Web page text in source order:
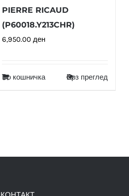
PIERRE RICAUD
(P60018.Y213CHR)
6,950.00 ден
Во кошничка Брз преглед